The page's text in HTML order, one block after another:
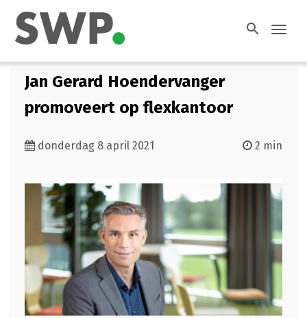
search
Jan Gerard Hoendervanger
promoveert op flexkantoor
donderdag 8 april 2021 2 min